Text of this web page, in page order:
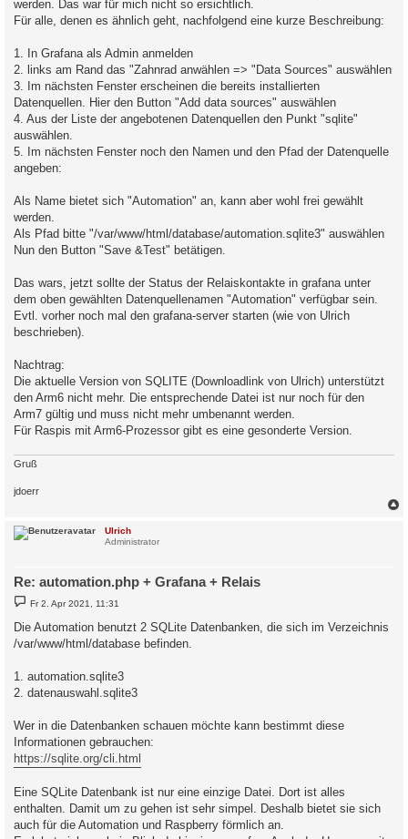
werden. Das war für mich nicht so ersichtlich.
Für alle, denen es ähnlich geht, nachfolgend eine kurze Beschreibung:
1. In Grafana als Admin anmelden
2. links am Rand das "Zahnrad anwählen => "Data Sources" auswählen
3. Im nächsten Fenster erscheinen die bereits installierten
Datenquellen. Hier den Button "Add data sources" auswählen
4. Aus der Liste der angebotenen Datenquellen den Punkt "sqlite"
auswählen.
5. Im nächsten Fenster noch den Namen und den Pfad der Datenquelle
angeben:
Als Name bietet sich "Automation" an, kann aber wohl frei gewählt
werden.
Als Pfad bitte "/var/www/html/database/automation.sqlite3" auswählen
Nun den Button "Save &Test" betätigen.
Das wars, jetzt sollte der Status der Relaiskontakte in grafana unter
dem oben gewählten Datenquellenamen "Automation" verfügbar sein.
Evtl. vorher noch mal den grafana-server starten (wie von Ulrich
beschrieben).
Nachtrag:
Die aktuelle Version von SQLITE (Downloadlink von Ulrich) unterstützt
den Arm6 nicht mehr. Die entsprechende Datei ist nur noch für den
Arm7 gültig und muss nicht mehr umbenannt werden.
Für Raspis mit Arm6-Prozessor gibt es eine gesonderte Version.
Gruß
jdoerr
Ulrich
Administrator
Re: automation.php + Grafana + Relais
B
e
t
r
Fr 2. Apr 2021, 11:31
Die Automation benutzt 2 SQLite Datenbanken, die sich im Verzeichnis
/var/www/html/database befinden.
1. automation.sqlite3
2. datenauswahl.sqlite3
Wer in die Datenbanken schauen möchte kann bestimmt diese
Informationen gebrauchen:
https://sqlite.org/cli.html
Eine SQLite Datenbank ist nur eine einzige Datei. Dort ist alles
enthalten. Damit um zu gehen ist sehr simpel. Deshalb bietet sie sich
auch für die Automation und Raspberry förmlich an.